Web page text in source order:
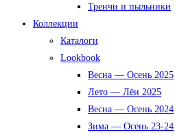
Тренчи и пыльники
Коллекции
Каталоги
Lookbook
Весна — Осень 2025
Лето — Лён 2025
Весна — Осень 2024
Зима — Осень 23-24